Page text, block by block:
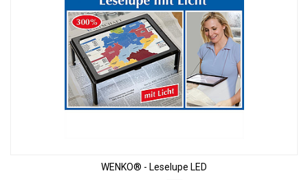
WENKO® - Leselupe LED